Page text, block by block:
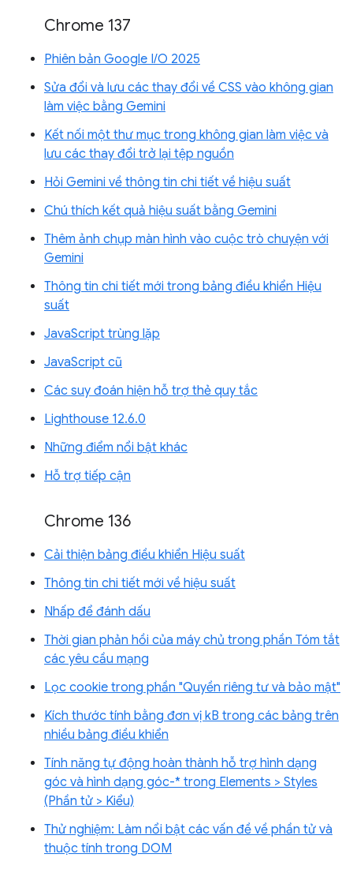
Chrome 137
Phiên bản Google I/O 2025
Sửa đổi và lưu các thay đổi về CSS vào không gian
làm việc bằng Gemini
Kết nối một thư mục trong không gian làm việc và
lưu các thay đổi trở lại tệp nguồn
Hỏi Gemini về thông tin chi tiết về hiệu suất
Chú thích kết quả hiệu suất bằng Gemini
Thêm ảnh chụp màn hình vào cuộc trò chuyện với
Gemini
Thông tin chi tiết mới trong bảng điều khiển Hiệu
suất
JavaScript trùng lặp
JavaScript cũ
Các suy đoán hiện hỗ trợ thẻ quy tắc
Lighthouse 12.6.0
Những điểm nổi bật khác
Hỗ trợ tiếp cận
Chrome 136
Cải thiện bảng điều khiển Hiệu suất
Thông tin chi tiết mới về hiệu suất
Nhấp để đánh dấu
Thời gian phản hồi của máy chủ trong phần Tóm tắt
các yêu cầu mạng
Lọc cookie trong phần "Quyền riêng tư và bảo mật"
Kích thước tính bằng đơn vị kB trong các bảng trên
nhiều bảng điều khiển
Tính năng tự động hoàn thành hỗ trợ hình dạng
góc và hình dạng góc-* trong Elements > Styles
(Phần tử > Kiểu)
Thử nghiệm: Làm nổi bật các vấn đề về phần tử và
thuộc tính trong DOM